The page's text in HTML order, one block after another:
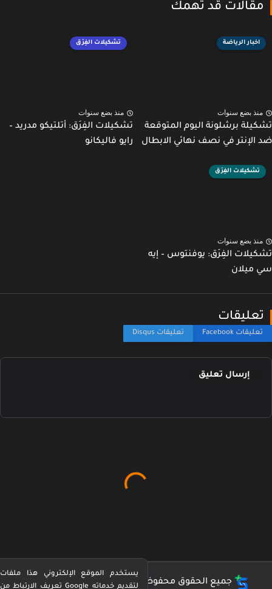
قد تهمك
اخبار الرياضة
بضع سنوات
برشلونة اليوم المتوقعة
في نصف نهائي الابطال
تشكيلات الفِرَق
منذ بضع سنوات
تشكيلات الفِرَق: أتلتيكو مدريد –
رايو فاليكانو
تشكيلات الفِرَق
بضع سنوات
الفِرَق: يوفنتوس – إيه
ميلان
إرسال تعليق
جميع الحقوق محفوظة © كورة بيرفكت Perfect Kora
يستخدم الموقع الإلكتروني هذا ملفات
تعريف الارتباط من Google لتقديم خدماته